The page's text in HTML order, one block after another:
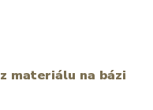
materiálu na bázi